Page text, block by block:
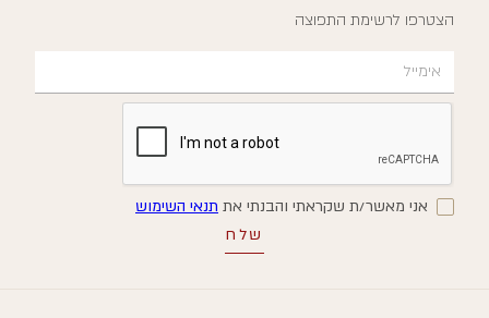
הצטרפו לרשימת התפוצה
אני מאשר/ת שקראתי והבנתי את תנאי השימוש